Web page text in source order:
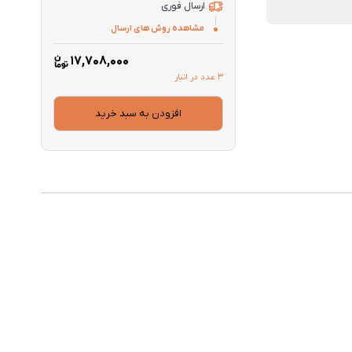
ارسال فوری
مشاهده روش های ارسال
17,708,000
3 عدد در انبار
افزودن به سبد خرید